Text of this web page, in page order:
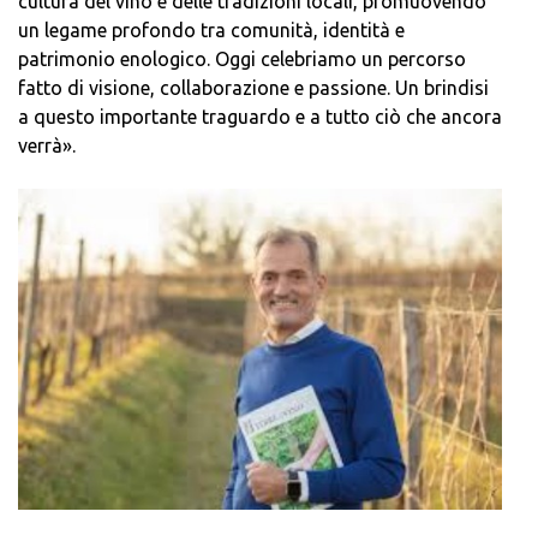
un legame profondo tra comunità, identità e
patrimonio enologico. Oggi celebriamo un percorso
fatto di visione, collaborazione e passione. Un brindisi
a questo importante traguardo e a tutto ciò che ancora
verrà».